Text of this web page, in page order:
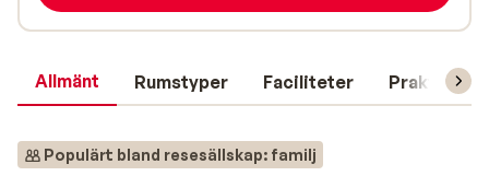
Allmänt Rumstyper Faciliteter Praktisk
Populärt bland resesällskap: familj